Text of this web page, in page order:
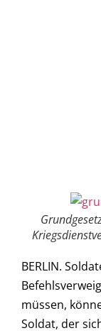
BERLIN.
müssen,
Soldat, der